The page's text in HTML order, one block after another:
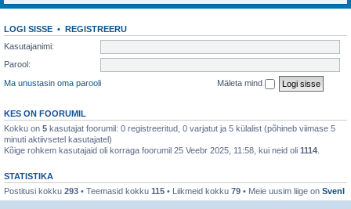
LOGI SISSE • REGISTREERU
Kasutajanimi:
Parool:
Ma unustasin oma parooli
Mäleta mind
KES ON FOORUMIL
Kokku on 5 kasutajat foorumil: 0 registreeritud, 0 varjatut ja 5 külalist (põhineb viimase 5
minuti aktiivsetel kasutajatel)
Kõige rohkem kasutajaid oli korraga foorumil 25 Veebr 2025, 11:58, kui neid oli 1114
STATISTIKA
Postitusi kokku 293 • Teemasid kokku 115 • Liikmeid kokku 79 • Meie uusim liige on SvenI